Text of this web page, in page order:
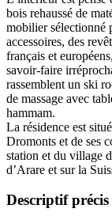
bois rehaussé de
mobilier sélectionné
accessoires, des
français et
savoir-faire
rassemblent un ski
de massage avec
hammam.
La résidence est
Dromonts et de ses
station et du village
d’Arare et sur la
Descriptif précis